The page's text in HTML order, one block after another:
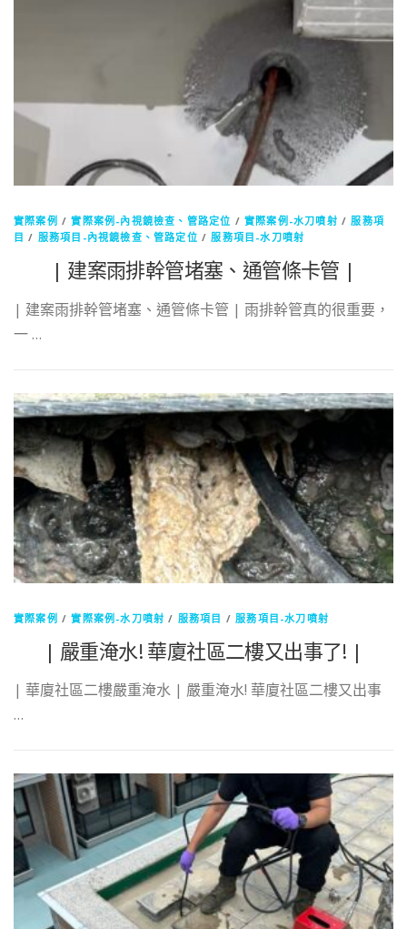
實際案例 /實際案例-內視鏡檢查、管路定位 /實際案例-水刀噴射 /服務項
目 / 服務項目-內視鏡檢查、管路定位 /服務項目-水刀噴射
| 建案雨排幹管堵塞、通管條卡管 |
| 建案雨排幹管堵塞、通管條卡管 | 雨排幹管真的很重要，
一 …
實際案例 /實際案例-水刀噴射 / 服務項目 /服務項目-水刀噴射
| 嚴重淹水! 華廈社區二樓又出事了! |
| 華廈社區二樓嚴重淹水 | 嚴重淹水! 華廈社區二樓又出事
…